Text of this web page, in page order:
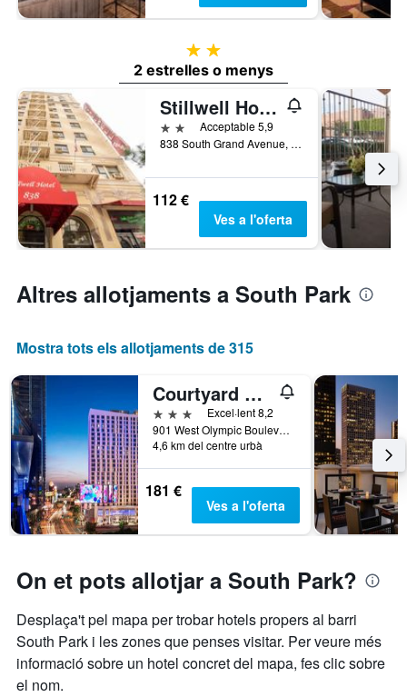
2 estrelles
2 estrelles o menys
Stillwell Hotel
2 estrellesAcceptable 5,9
838 South Grand Avenue, Los Angeles, CA, Estats Units
112 €
Ves a l'oferta
Altres allotjaments a South Park
Mostra tots els allotjaments de 315
Courtyard by Marriott Los Angeles L.A. LIVE
3 estrellesExcel·lent 8,2
901 West Olympic Boulevard, Los Angeles, CA, Estats Units
4,6 km del centre urbà
181 €
Ves a l'oferta
On et pots allotjar a South Park?
Desplaça't pel mapa per trobar hotels propers al barri
South Park i les zones que penses visitar. Per veure més
informació sobre un hotel concret del mapa, fes clic sobre
el nom.